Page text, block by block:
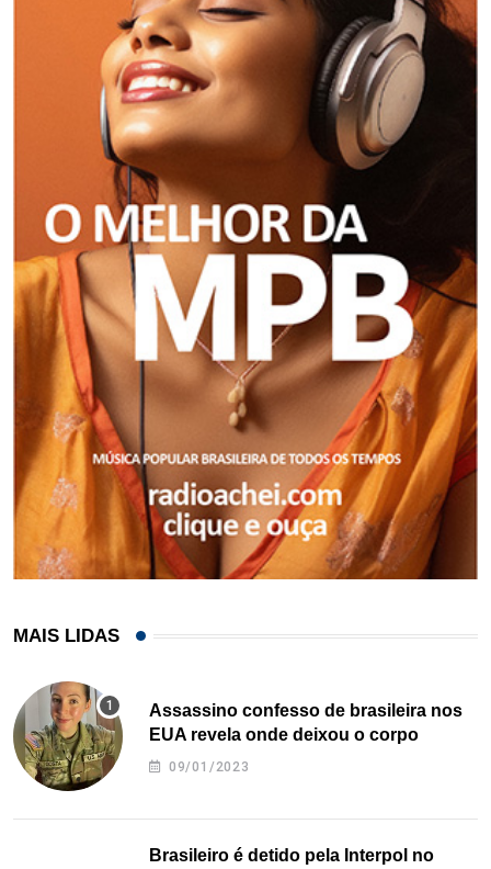
MAIS LIDAS
Assassino confesso de brasileira nos
EUA revela onde deixou o corpo
09/01/2023
Brasileiro é detido pela Interpol no